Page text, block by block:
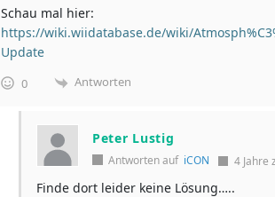
Schau mal hier:
https://wiki.wiidatabase.de/wiki/
Update
0 Antworten
Peter Lustig
Antworten auf iCON 4 Jahre
Finde dort leider keine Lösung…..